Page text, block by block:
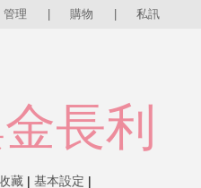
管理 購物 私訊
長利
藏 | 基本設定 |